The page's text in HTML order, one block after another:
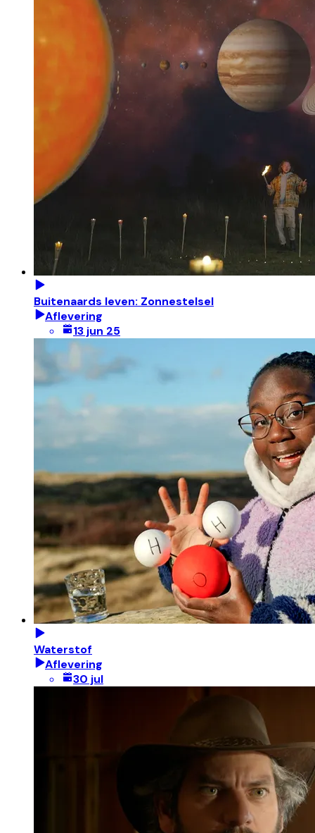
Buitenaards leven: Zonnestelsel
Aflevering
13 jun 25
Waterstof
Aflevering
30 jul